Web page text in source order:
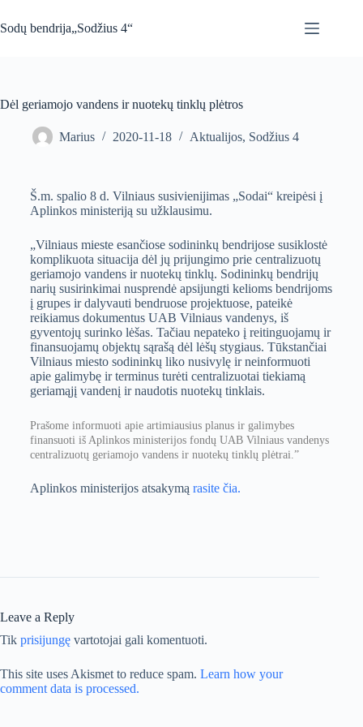
Sodų bendrija„Sodžius 4“
Dėl geriamojo vandens ir nuotekų tinklų plėtros
Marius 2020-11-18 Aktualijos, Sodžius 4
Š.m. spalio 8 d. Vilniaus susivienijimas „Sodai“ kreipėsi į
Aplinkos ministeriją su užklausimu.
„Vilniaus mieste esančiose sodininkų bendrijose susiklostė
komplikuota situacija dėl jų prijungimo prie centralizuotų
geriamojo vandens ir nuotekų tinklų. Sodininkų bendrijų
narių susirinkimai nusprendė apsijungti kelioms bendrijoms
į grupes ir dalyvauti bendruose projektuose, pateikė
reikiamus dokumentus UAB Vilniaus vandenys, iš
gyventojų surinko lėšas. Tačiau nepateko į reitinguojamų ir
finansuojamų objektų sąrašą dėl lėšų stygiaus. Tūkstančiai
Vilniaus miesto sodininkų liko nusivylę ir neinformuoti
apie galimybę ir terminus turėti centralizuotai tiekiamą
geriamąjį vandenį ir naudotis nuotekų tinklais.
Prašome informuoti apie artimiausius planus ir galimybes
finansuoti iš Aplinkos ministerijos fondų UAB Vilniaus vandenys
centralizuotų geriamojo vandens ir nuotekų tinklų plėtrai.”
Aplinkos ministerijos atsakymą rasite čia.
Leave a Reply
Tik prisijungę vartotojai gali komentuoti.
This site uses Akismet to reduce spam. Learn how your
comment data is processed.